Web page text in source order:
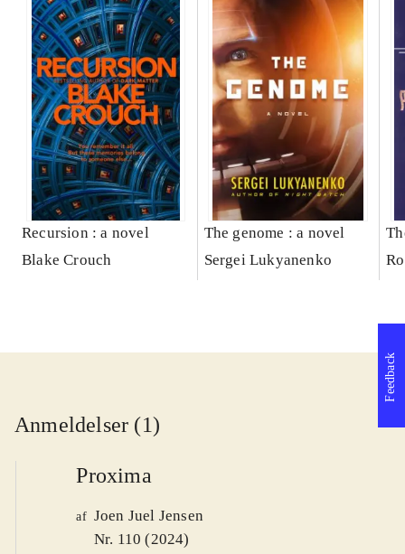
Recursion : a novel
Blake Crouch
The genome : a novel
Sergei Lukyanenko
Anmeldelser (1)
Proxima
af Joen Juel Jensen
Nr. 110 (2024)
Feedback